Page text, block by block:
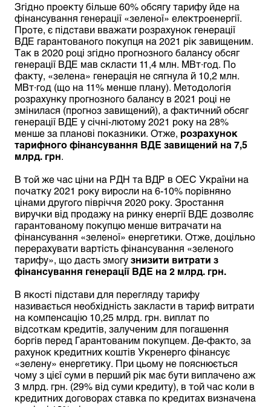
Згідно проекту більше 60% обсягу тарифу йде на
фінансування генерації «зеленої» електроенергії.
Проте, є підстави вважати розрахунок генерації
ВДЕ гарантованого покупця на 2021 рік завищеним.
Так в 2020 році згідно прогнозного балансу обсяг
генерації ВДЕ мав скласти 11,4 млн. МВт·год. По
факту, «зелена» генерація не сягнула й 10,2 млн.
МВт·год (що на 11% менше плану). Методологія
розрахунку прогнозного балансу в 2021 році не
змінилася (прогноз завищений), а фактичний обсяг
генерації ВДЕ у січні-лютому 2021 року на 28%
менше за планові показники. Отже, розрахунок
тарифного фінансування ВДЕ завищений на 7,5
млрд. грн.
В той же час ціни на РДН та ВДР в ОЕС України на
початку 2021 року виросли на 6-10% порівняно
цінами другого півріччя 2020 року. Зростання
виручки від продажу на ринку енергії ВДЕ дозволяє
гарантованому покупцю менше витрачати на
фінансування «зеленої» енергетики. Отже, доцільно
перерахувати вартість фінансування «зеленого
тарифу», що дасть змогу знизити витрати з
фінансування генерації ВДЕ на 2 млрд. грн.
В якості підстави для перегляду тарифу
називається необхідність закласти в тариф витрати
на компенсацію 10,25 млрд. грн. виплат по
відсоткам кредитів, залученим для погашення
боргів перед Гарантованим покупцем. Де-факто, за
рахунок кредитних коштів Укренерго фінансує
«зелену» енергетику. При цьому не пояснюється
чому з цієї суми в перший рік має бути виплачено аж
3 млрд. грн. (29% від суми кредиту), в той час коли в
кредитних договорах ставка по кредитах визначена